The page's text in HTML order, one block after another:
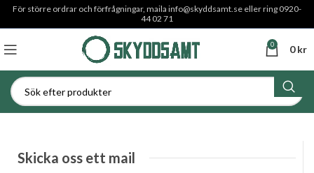
För större ordrar och förfrågningar, maila info@skyddsamt.se eller ring 0920-
44 02 71
0 0kr
Skicka oss ett mail